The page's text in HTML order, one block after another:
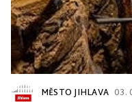
MĚSTO JIHLAVA 03.